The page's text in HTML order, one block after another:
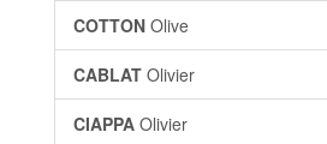
COTTON Olive
CABLAT Olivier
CIAPPA Olivier